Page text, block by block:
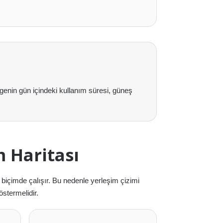
gün içindeki kullanım süresi, güneş
Haritası
çalışır. Bu nedenle yerleşim çizimi